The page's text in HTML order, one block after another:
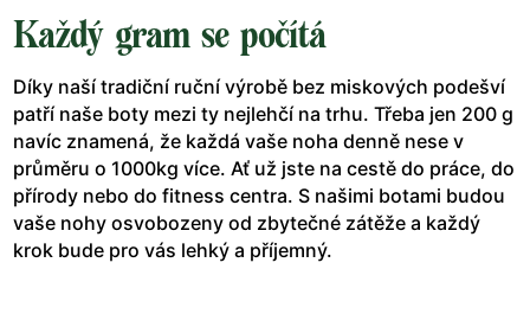
Každý gram se počítá
Díky naší tradiční ruční výrobě bez miskových podešví
patří naše boty mezi ty nejlehčí na trhu. Třeba jen 200 g
navíc znamená, že každá vaše noha denně nese v
průměru o 1000kg více. Ať už jste na cestě do práce, do
přírody nebo do fitness centra. S našimi botami budou
vaše nohy osvobozeny od zbytečné zátěže a každý
krok bude pro vás lehký a příjemný.